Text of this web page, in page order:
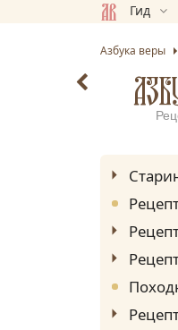
Гид
Азбука веры